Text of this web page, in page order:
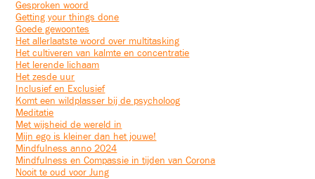
Gesproken woord
Getting your things done
Goede gewoontes
Het allerlaatste woord over multitasking
Het cultiveren van kalmte en concentratie
Het lerende lichaam
Het zesde uur
Inclusief en Exclusief
Komt een wildplasser bij de psycholoog
Meditatie
Met wijsheid de wereld in
Mijn ego is kleiner dan het jouwe!
Mindfulness anno 2024
Mindfulness en Compassie in tijden van Corona
Nooit te oud voor Jung